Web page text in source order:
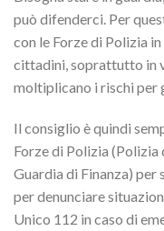
può difenderci. Per
con le Forze di Polizia
cittadini, soprattutto in
moltiplicano i rischi per
Il consiglio è quindi
Forze di Polizia
Guardia di Finanza)
per denunciare
Unico 112 in caso di